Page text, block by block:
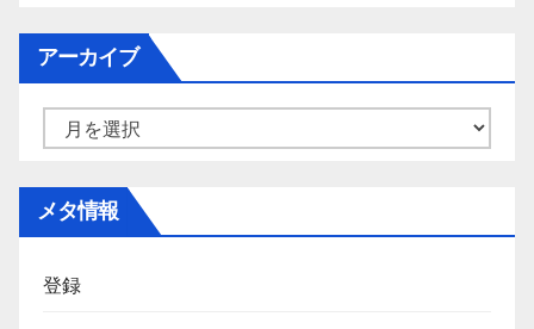
ー
アーカイブ
メタ情報
登録